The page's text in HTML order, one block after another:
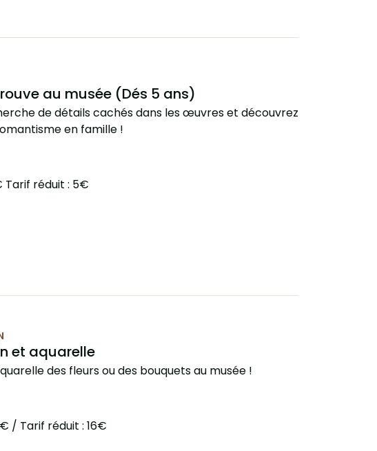
au musée (Dés 5 ans)
de détails cachés dans les œuvres et découvrez
en famille !
Tarif réduit : 5€
et aquarelle
des fleurs ou des bouquets au musée !
/ Tarif réduit : 16€